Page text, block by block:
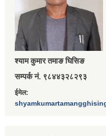
श्‍याम कुमार तमाङ घिसिङ
सम्पर्क नं. ९८४४३२८२९३
ईमेल: